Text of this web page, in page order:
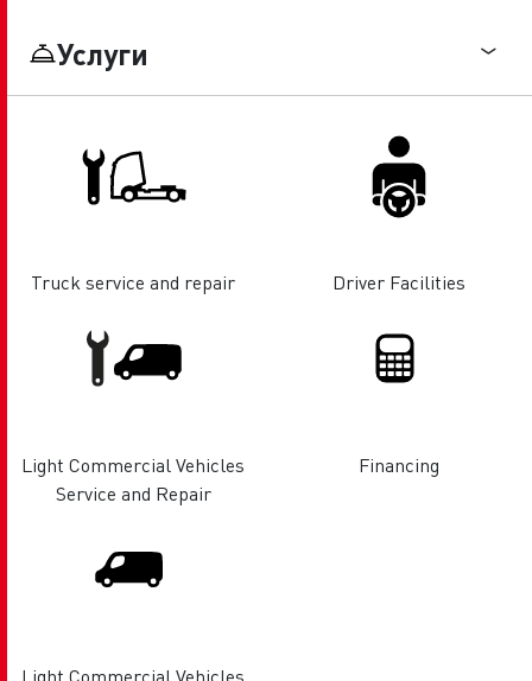
Услуги
Truck service and repair Driver Facilities
Light Commercial Vehicles
Service and Repair
Financing
Light Commercial Vehicles